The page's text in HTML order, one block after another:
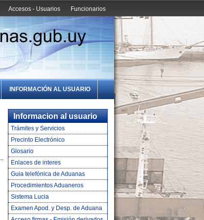
Funcionarios
Accesos - Usuarios
INFORMACIÓN AL USUARIO
Informacion al usuario
Trámites y Servicios
Precinto Electrónico
Glosario
Enlaces de interes
Guia telefónica de Aduanas
Procedimientos Aduaneros
Sistema Lucia
Examen Apod. y Desp. de Aduana